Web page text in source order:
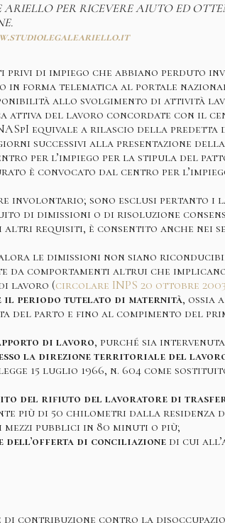
PER RICEVERE AIUTO ED
privi di impiego che abbiano perduto
in forma telematica al portale
allo svolgimento di attività
attiva del lavoro concordate con il
equivale a rilascio della predetta
successivi alla presentazione
per l’impiego per la stipula del
è convocato dal centro per
involontario; sono esclusi pertanto
di dimissioni o di risoluzione
altri requisiti, è consentito anche nei
le dimissioni non siano
da comportamenti altrui che
lavoro (circolare INPS 20 ottobre
il periodo tutelato di maternità, ossia
del parto e fino al compimento del
di lavoro, purché sia intervenuta
la direzione territoriale del
15 luglio 1966, n. 604 come
del rifiuto del lavoratore di
più di 50 chilometri dalla residenza
pubblici in 80 minuti o più;
dell’offerta di conciliazione di cui
di contribuzione contro la